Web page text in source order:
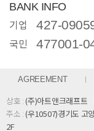
BANK INFO
기업 427-
국민 477001-
AGREEMENT
상호 :(주)아트앤크래프트
주소 :(우10507)경기도 고
2F